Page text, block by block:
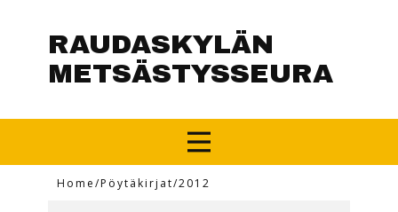
RAUDASKYLÄN
METSÄSTYSSEURA
Home/Pöytäkirjat/2012